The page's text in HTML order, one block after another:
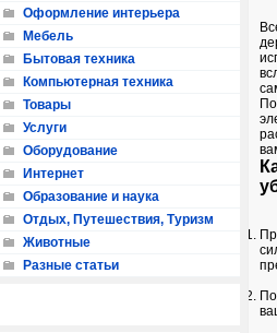
Оформление интерьера
Мебель
Бытовая техника
Компьютерная техника
Товары
Услуги
Оборудование
Интернет
Образование и наука
Отдых, Путешествия, Туризм
Животные
Разные статьи